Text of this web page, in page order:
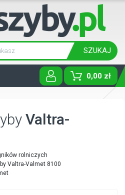
SZUKAJ
0,00 zł
Valtra-
rolniczych
Valtra-Valmet 8100